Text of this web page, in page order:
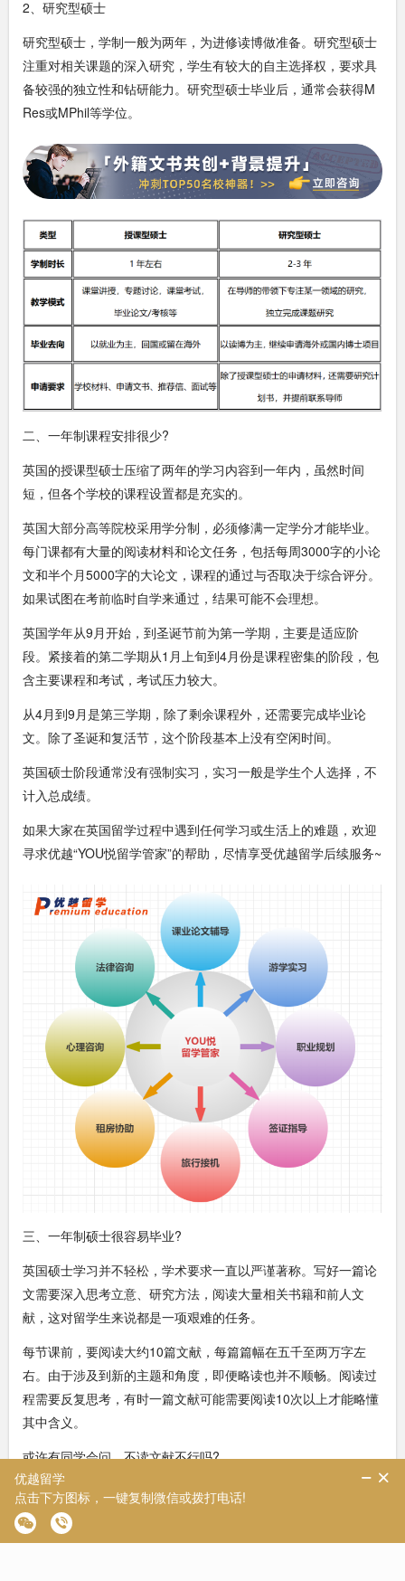
2、研究型硕士
研究型硕士，学制一般为两年，为进修读博做准备。研究型硕士
注重对相关课题的深入研究，学生有较大的自主选择权，要求具
备较强的独立性和钻研能力。研究型硕士毕业后，通常会获得M
Res或MPhil等学位。
二、一年制课程安排很少?
英国的授课型硕士压缩了两年的学习内容到一年内，虽然时间
短，但各个学校的课程设置都是充实的。
英国大部分高等院校采用学分制，必须修满一定学分才能毕业。
每门课都有大量的阅读材料和论文任务，包括每周3000字的小论
文和半个月5000字的大论文，课程的通过与否取决于综合评分。
如果试图在考前临时自学来通过，结果可能不会理想。
英国学年从9月开始，到圣诞节前为第一学期，主要是适应阶
段。紧接着的第二学期从1月上旬到4月份是课程密集的阶段，包
含主要课程和考试，考试压力较大。
从4月到9月是第三学期，除了剩余课程外，还需要完成毕业论
文。除了圣诞和复活节，这个阶段基本上没有空闲时间。
英国硕士阶段通常没有强制实习，实习一般是学生个人选择，不
计入总成绩。
如果大家在英国留学过程中遇到任何学习或生活上的难题，欢迎
寻求优越“YOU悦留学管家”的帮助，尽情享受优越留学后续服务~
三、一年制硕士很容易毕业?
英国硕士学习并不轻松，学术要求一直以严谨著称。写好一篇论
文需要深入思考立意、研究方法，阅读大量相关书籍和前人文
献，这对留学生来说都是一项艰难的任务。
每节课前，要阅读大约10篇文献，每篇篇幅在五千至两万字左
右。由于涉及到新的主题和角度，即便略读也并不顺畅。阅读过
程需要反复思考，有时一篇文献可能需要阅读10次以上才能略懂
其中含义。
或许有同学会问，不读文献不行吗?
当然可以，但这时候就不能抱怨英国留学水了。虽然课程较少，
但每节课的内容都很精致和有价值。有时你会惊叹曾经在教科书
和文献上见到过的名字，竟然成了某节课的老师。如果在课前不